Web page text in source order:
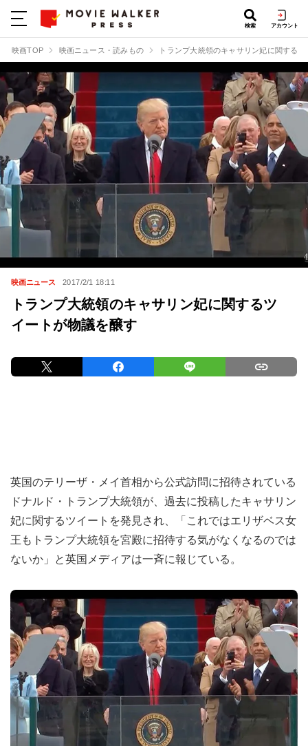
検索 アカウント
映画TOP 映画ニュース・読みもの トランプ大統領のキャサリン妃に関する
映画ニュース 2017/2/1 18:11
トランプ大統領のキャサリン妃に関するツ
イートが物議を醸す
英国のテリーザ・メイ首相から公式訪問に招待されている
ドナルド・トランプ大統領が、過去に投稿したキャサリン
妃に関するツイートを発見され、「これではエリザベス女
王もトランプ大統領を宮殿に招待する気がなくなるのでは
ないか」と英国メディアは一斉に報じている。